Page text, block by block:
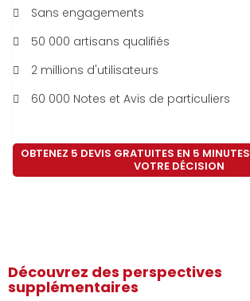
Sans engagements
50 000 artisans qualifiés
2 millions d'utilisateurs
60 000 Notes et Avis de particuliers
OBTENEZ 5 DEVIS GRATUITES EN 5
VOTRE DÉCISION
Découvrez des perspectives
supplémentaires